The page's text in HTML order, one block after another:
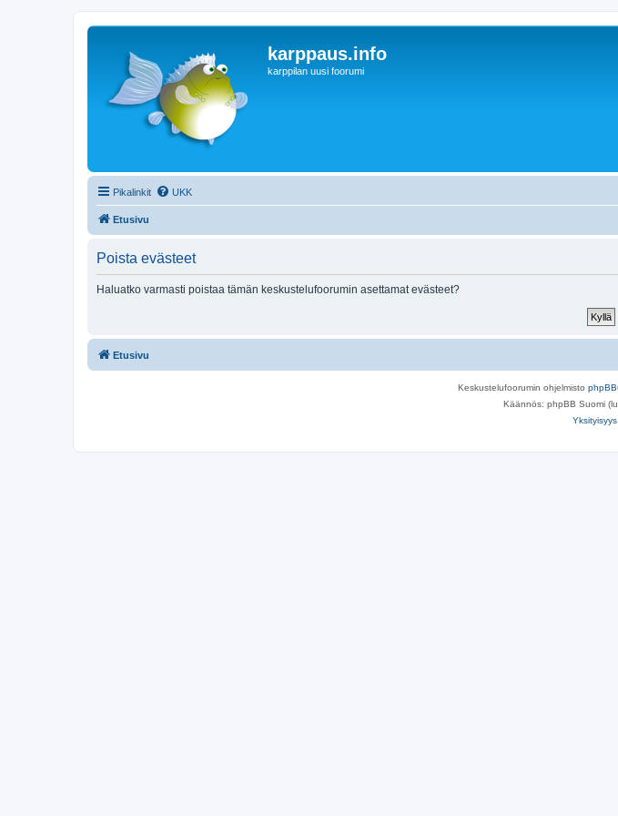
karppaus.info
karppilan uusi foorumi
Pikalinkit UKK
Etusivu
Poista evästeet
Haluatko varmasti poistaa tämän keskustelufoorumin asettamat evästeet?
Etusivu
Keskustelufoorumin ohjelmisto phpBB
Käännös: phpBB Suomi
Yksityisyys